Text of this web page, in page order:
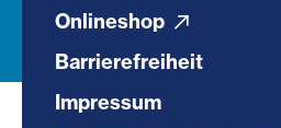
Onlineshop
Barrierefreiheit
Impressum